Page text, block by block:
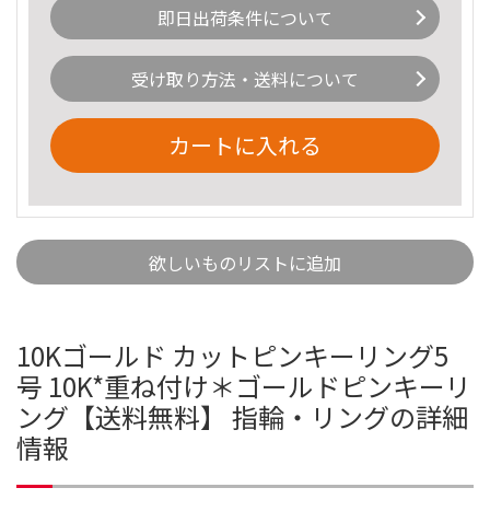
即日出荷条件について
受け取り方法・送料について
カートに入れる
欲しいものリストに追加
10Kゴールド カットピンキーリング5
号 10K*重ね付け＊ゴールドピンキーリ
ング【送料無料】 指輪・リングの詳細
情報